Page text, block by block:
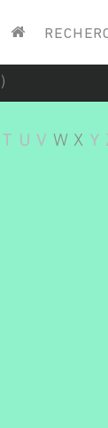
T U V W X Y